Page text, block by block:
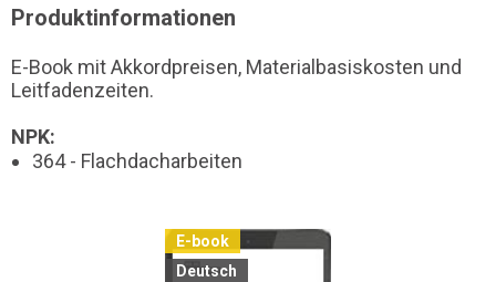
Produktinformationen
E-Book mit Akkordpreisen, Materialbasiskosten und
Leitfadenzeiten.
NPK:
364 - Flachdacharbeiten
E-book
Deutsch